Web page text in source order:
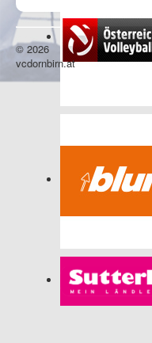
Impressum